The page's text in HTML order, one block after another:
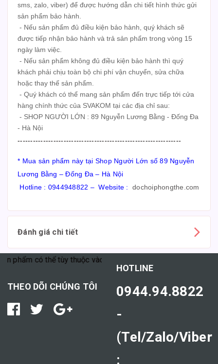
sms, zalo, viber) để được hướng dẫn chi tiết hình thức gửi
sản phẩm bảo hành.
- Nếu sản phẩm đủ điều kiện bảo hành, quý khách sẽ
được tiếp nhận bảo hành và trả sản phẩm trong vòng 15
ngày làm việc.
- Nếu sản phẩm không đủ điều kiện bảo hành thì quý
khách phải chịu toàn bộ chi phí vận chuyển, sửa chữa
hoặc thay thế sản phẩm.
- Quý khách có thể mang sản phẩm đến trực tiếp tới cửa
hàng chính thức của SVAKOM tại các địa chỉ sau:
- SHOP NGƯỜI LỚN : 89 Nguyễn Lương Bằng - Đống Đa
- Hà Nội
----------------------------------------------------------------
* Mua sản phẩm này tại Shop Người Lớn số 89 Nguyễn
Lương Bằng – Đống Đa – Hà Nội
Hotline : 0944948822 – Website :
dochoiphongthe.com
Đánh giá chi tiết
thể tùy thuộc vào cơ địa mỗi người."
THEO DÕI CHÚNG TÔI
HOTLINE
0944.94.8822
-
(Tel/Zalo/Viber
: